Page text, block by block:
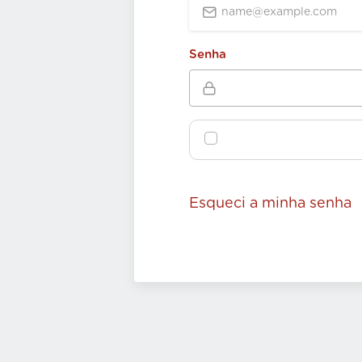
Senha
Esqueci a minha senha